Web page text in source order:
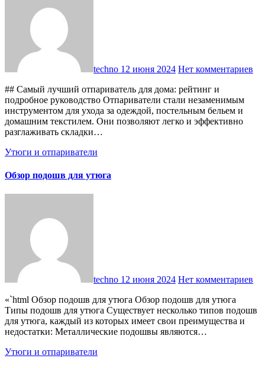
techno 12 июня 2024 Нет комментариев
## Самый лучший отпариватель для дома: рейтинг и
подробное руководство Отпариватели стали незаменимым
инструментом для ухода за одеждой, постельным бельем и
домашним текстилем. Они позволяют легко и эффективно
разглаживать складки…
Утюги и отпариватели
Обзор подошв для утюга
techno 12 июня 2024 Нет комментариев
«`html Обзор подошв для утюга Обзор подошв для утюга
Типы подошв для утюга Существует несколько типов подошв
для утюга, каждый из которых имеет свои преимущества и
недостатки: Металлические подошвы являются…
Утюги и отпариватели